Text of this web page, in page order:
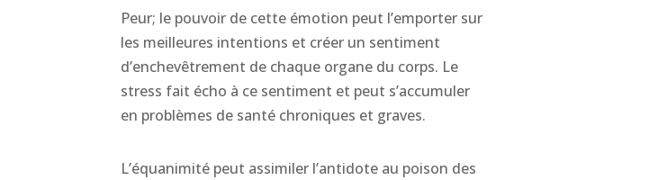
Peur; le pouvoir de cette émotion peut l’emporter sur
les meilleures intentions et créer un sentiment
d’enchevêtrement de chaque organe du corps. Le
stress fait écho à ce sentiment et peut s’accumuler
en problèmes de santé chroniques et graves.
L’équanimité peut assimiler l’antidote au poison des